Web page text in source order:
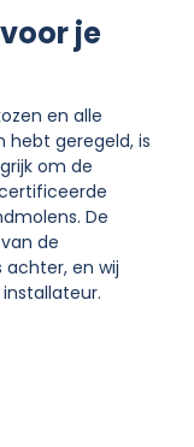
je
en alle
hebt geregeld, is
om de
De
de
achter, en wij